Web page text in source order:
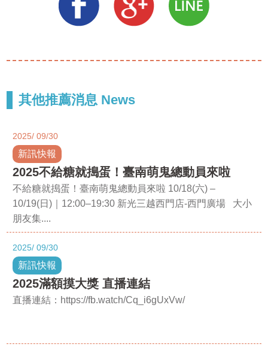
其他推薦消息 News
2025 09/30
新訊快報
2025不給糖就搗蛋！臺南萌鬼總動員來啦
不給糖就搗蛋！臺南萌鬼總動員來啦 10/18(六) –
10/19(日)｜12:00–19:30 新光三越西門店-西門廣場 大小
朋友集....
2025 09/30
新訊快報
2025滿額摸大獎 直播連結
直播連結：https://fb.watch/Cq_i6gUxVw/